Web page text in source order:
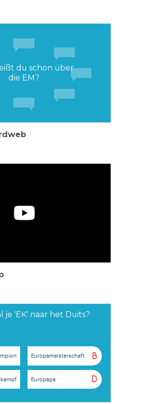
du schon über
die EM?
je 'EK' naar het Duits?
B
Europameisterschaft
D
Europapa